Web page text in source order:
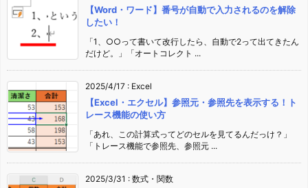
【Word・ワード】番号が自動で入力されるのを解除
したい！
「1、○○って書いて改行したら、自動で2って出てきたん
だけど。」「オートコレクト ...
2025/4/17 : Excel
【Excel・エクセル】参照元・参照先を表示する！ト
レース機能の使い方
「あれ、この計算式ってどのセルを見てるんだっけ？」
「トレース機能で参照先、参照元 ...
2025/3/31 : 数式・関数